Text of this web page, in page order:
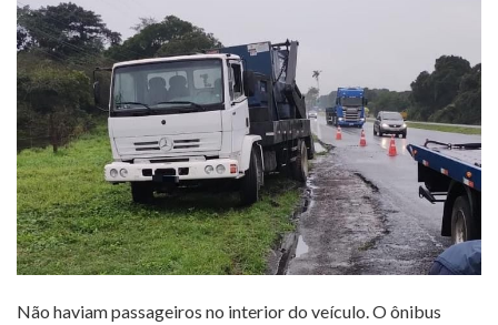
Não haviam passageiros no interior do veículo. O ônibus